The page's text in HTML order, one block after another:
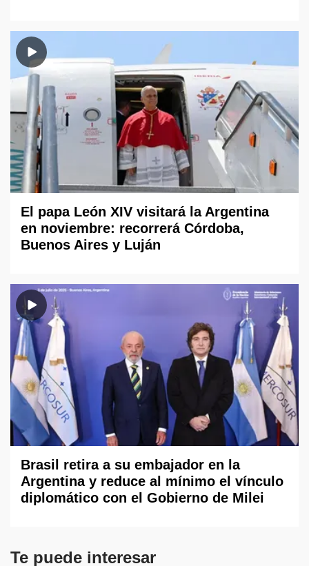
El papa León XIV visitará la Argentina
en noviembre: recorrerá Córdoba,
Buenos Aires y Luján
Brasil retira a su embajador en la
Argentina y reduce al mínimo el vínculo
diplomático con el Gobierno de Milei
Te puede interesar